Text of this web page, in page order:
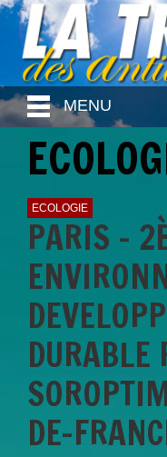
MENU
ECOLOGIE
PARIS -
DURABLE
DE-